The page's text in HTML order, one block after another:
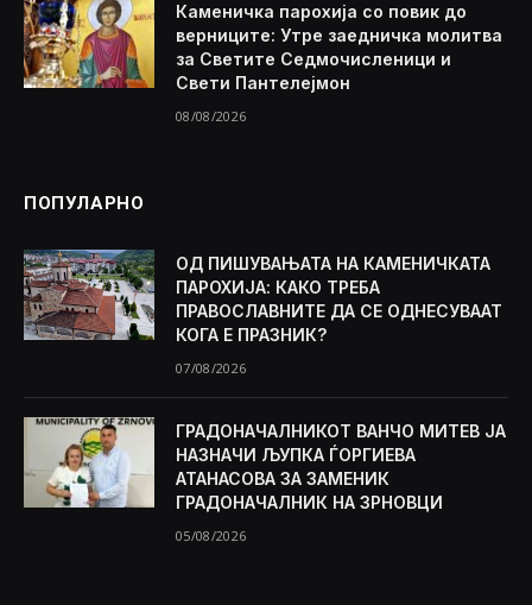
Каменичка парохија со повик до
верниците: Утре заедничка молитва
за Светите Седмочисленици и
Свети Пантелејмон
08/08/2026
ПОПУЛАРНО
ОД ПИШУВАЊАТА НА КАМЕНИЧКАТА
ПАРОХИЈА: КАКО ТРЕБА
ПРАВОСЛАВНИТЕ ДА СЕ ОДНЕСУВААТ
КОГА Е ПРАЗНИК?
07/08/2026
ГРАДОНАЧАЛНИКОТ ВАНЧО МИТЕВ ЈА
НАЗНАЧИ ЉУПКА ЃОРГИЕВА
АТАНАСОВА ЗА ЗАМЕНИК
ГРАДОНАЧАЛНИК НА ЗРНОВЦИ
05/08/2026